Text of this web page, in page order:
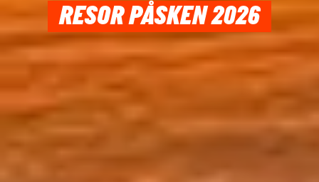
RESOR PÅSKEN 2026